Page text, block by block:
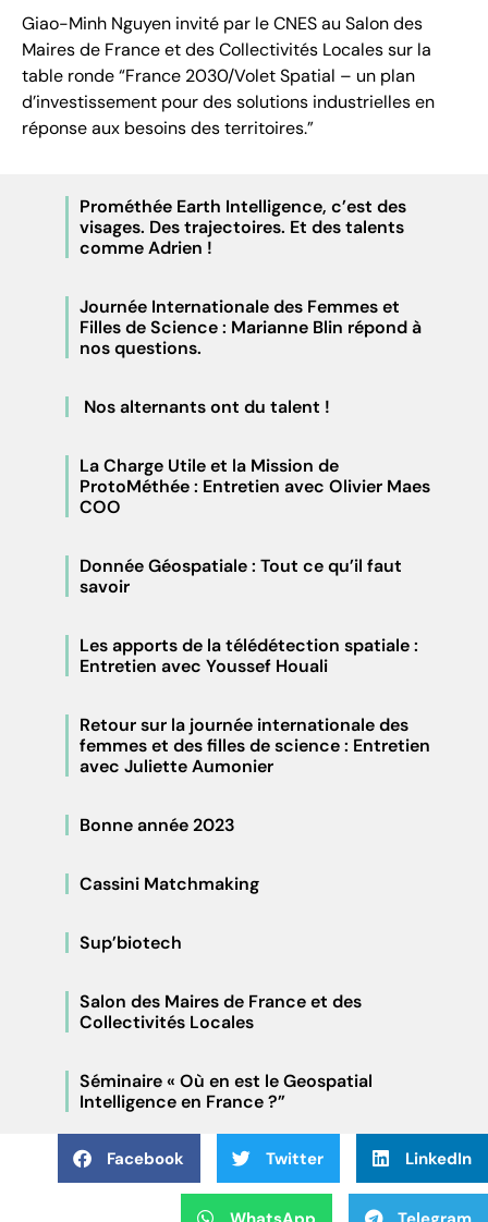
Prométhée Earth Intelligence, c’est des
visages. Des trajectoires. Et des talents
comme Adrien !
Journée Internationale des Femmes et
Filles de Science : Marianne Blin répond à
nos questions.
Nos alternants ont du talent !
La Charge Utile et la Mission de
ProtoMéthée : Entretien avec Olivier Maes
COO
Donnée Géospatiale : Tout ce qu’il faut
savoir
Les apports de la télédétection spatiale :
Entretien avec Youssef Houali
Retour sur la journée internationale des
femmes et des filles de science : Entretien
avec Juliette Aumonier
Bonne année 2023
Cassini Matchmaking
Sup’biotech
Salon des Maires de France et des
Collectivités Locales
Séminaire « Où en est le Geospatial
Intelligence en France ?”
Giao-Minh Nguyen invité par le CNES au Salon des
Maires de France et des Collectivités Locales sur la
table ronde “France 2030/Volet Spatial – un plan
d’investissement pour des solutions industrielles en
réponse aux besoins des territoires.”
Facebook Twitter LinkedIn